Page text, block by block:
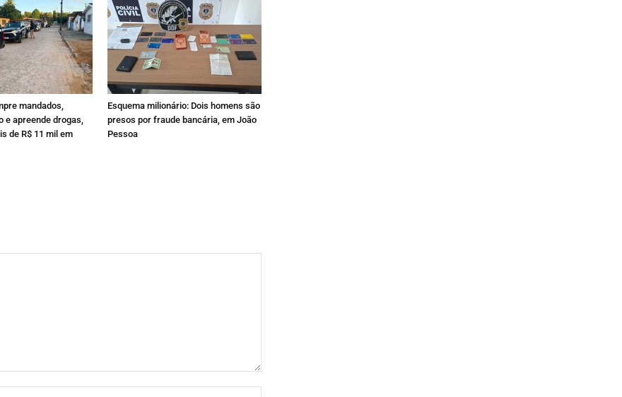
mandados,
e apreende drogas,
de R$ 11 mil em
Esquema milionário: Dois homens são
presos por fraude bancária, em João
Pessoa